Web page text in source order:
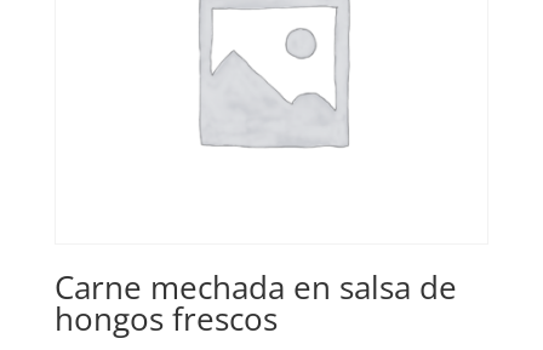
Carne mechada en salsa de
hongos frescos